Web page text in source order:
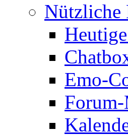
Nützliche
Emo-